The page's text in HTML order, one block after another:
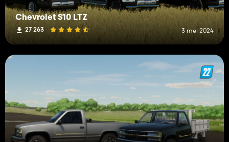
Chevrolet S10 LTZ
27 263 3 mei 2024